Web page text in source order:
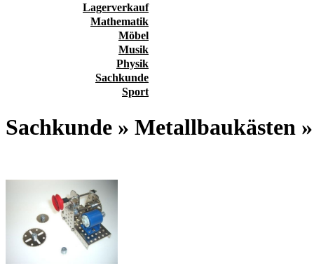
Lagerverkauf
Mathematik
Möbel
Musik
Physik
Sachkunde
Sport
Sachkunde » Metallbaukästen